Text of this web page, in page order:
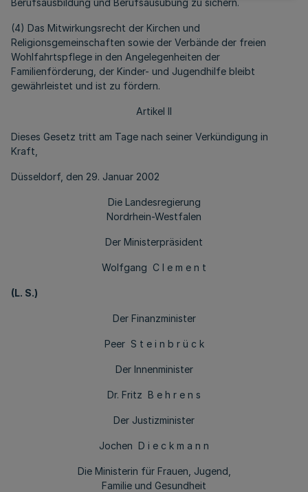
Berufsausbildung und Berufsausübung zu sichern.
(4) Das Mitwirkungsrecht der Kirchen und
Religionsgemeinschaften sowie der Verbände der freien
Wohlfahrtspflege in den Angelegenheiten der
Familienförderung, der Kinder- und Jugendhilfe bleibt
gewährleistet und ist zu fördern.
Artikel II
Dieses Gesetz tritt am Tage nach seiner Verkündigung in
Kraft,
Düsseldorf, den 29. Januar 2002
Die Landesregierung
Nordrhein-Westfalen
Der Ministerpräsident
Wolfgang C l e m e n t
(L. S.)
Der Finanzminister
Peer S t e i n b r ü c k
Der Innenminister
Dr. Fritz B e h r e n s
Der Justizminister
Jochen D i e c k m a n n
Die Ministerin für Frauen, Jugend,
Familie und Gesundheit